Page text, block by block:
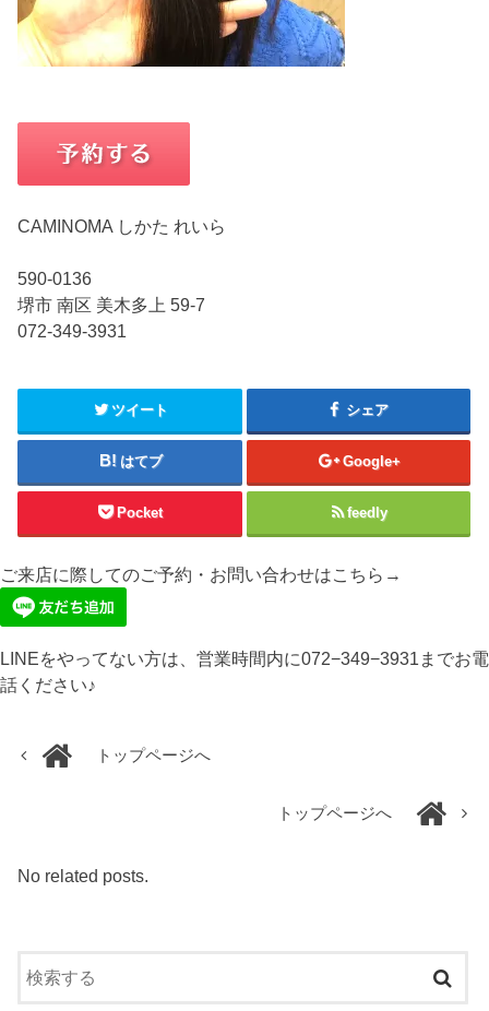
CAMINOMA しかた れいら
590-0136
堺市 南区 美木多上 59-7
072-349-3931
ツイート シェア
はてブ Google+
Pocket feedly
ご来店に際してのご予約・お問い合わせはこちら→
LINEをやってない方は、営業時間内に072−349−3931までお電
話ください♪
トップページへ
トップページへ
No related posts.